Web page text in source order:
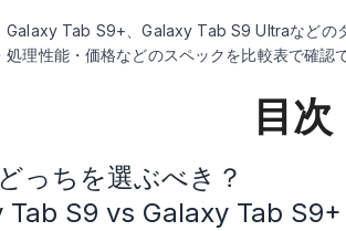
Galaxy Tab S9+、Galaxy Tab S9 Ultraなどの
処理性能・価格などのスペックを比較表で確認
目次
っちを選ぶべき？
Tab S9 vs Galaxy Tab